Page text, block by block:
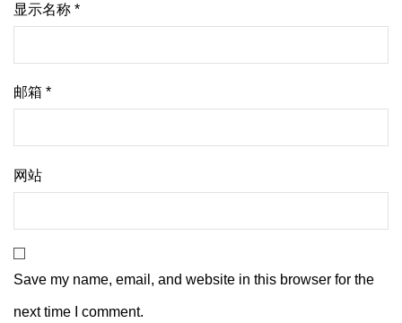
显示名称 *
邮箱 *
网站
Save my name, email, and website in this browser for the
next time I comment.